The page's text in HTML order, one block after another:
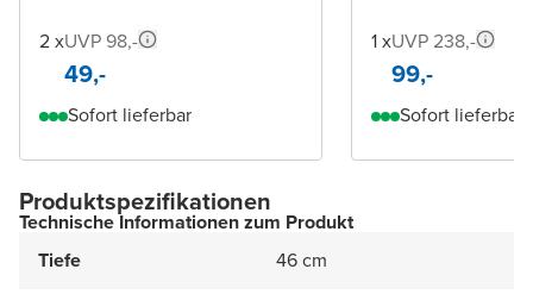
2 xUVP 98,-
49,-
Sofort lieferbar
1 xUVP 238,-
99,-
Sofort lieferbar
Produktspezifikationen
Technische Informationen zum Produkt
Tiefe
46 cm